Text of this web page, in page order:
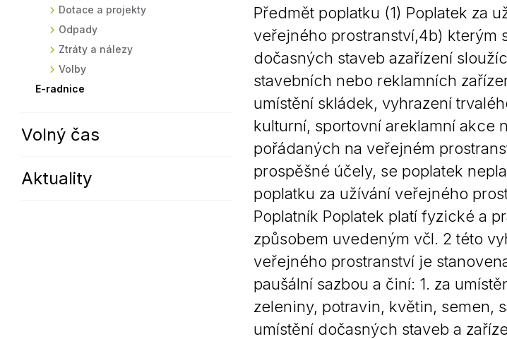
Dotace a projekty
Odpady
Ztráty a nálezy
Volby
E-radnice
Volný čas
Aktuality
Předmět poplatku (1) Poplatek za
veřejného prostranství,4b) kterým
dočasných staveb azařízení
stavebních nebo reklamních
umístění skládek, vyhrazení
kulturní, sportovní areklamní akce
pořádaných na veřejném
prospěšné účely, se poplatek
poplatku za užívání veřejného
Poplatník Poplatek platí fyzické a
způsobem uvedeným včl. 2 této
veřejného prostranství je
paušální sazbou a činí: 1. za
zeleniny, potravin, květin, semen,
umístění dočasných staveb a